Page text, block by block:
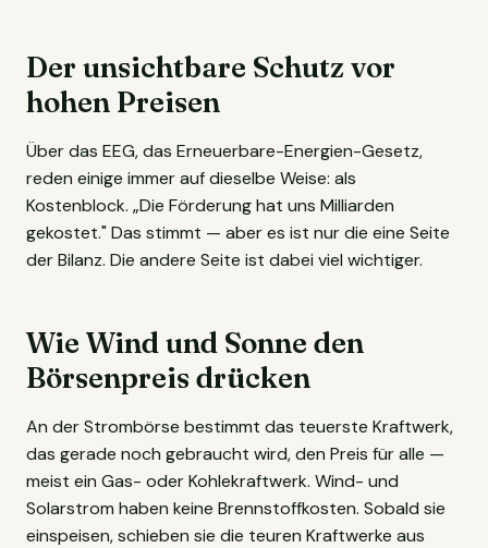
Der unsichtbare Schutz vor
hohen Preisen
Über das EEG, das Erneuerbare-Energien-Gesetz,
reden einige immer auf dieselbe Weise: als
Kostenblock. „Die Förderung hat uns Milliarden
gekostet." Das stimmt — aber es ist nur die eine Seite
der Bilanz. Die andere Seite ist dabei viel wichtiger.
Wie Wind und Sonne den
Börsenpreis drücken
An der Strombörse bestimmt das teuerste Kraftwerk,
das gerade noch gebraucht wird, den Preis für alle —
meist ein Gas- oder Kohlekraftwerk. Wind- und
Solarstrom haben keine Brennstoffkosten. Sobald sie
einspeisen, schieben sie die teuren Kraftwerke aus